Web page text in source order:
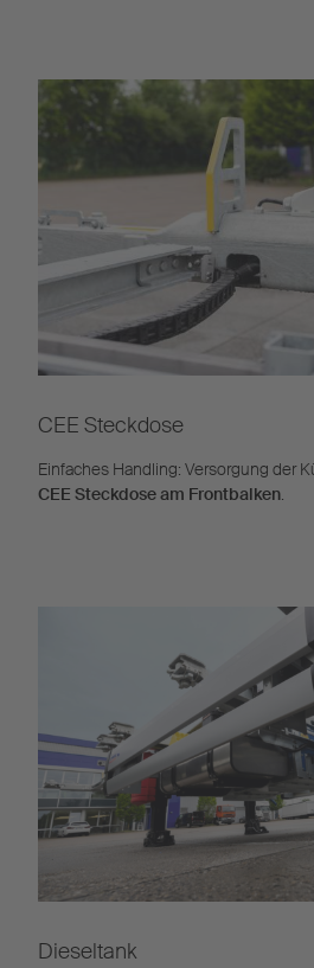
CEE Steckdose
Einfaches Handling: Versorgung der
CEE Steckdose am Frontbalken.
Dieseltank